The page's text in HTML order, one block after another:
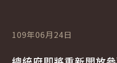
109年06月24日